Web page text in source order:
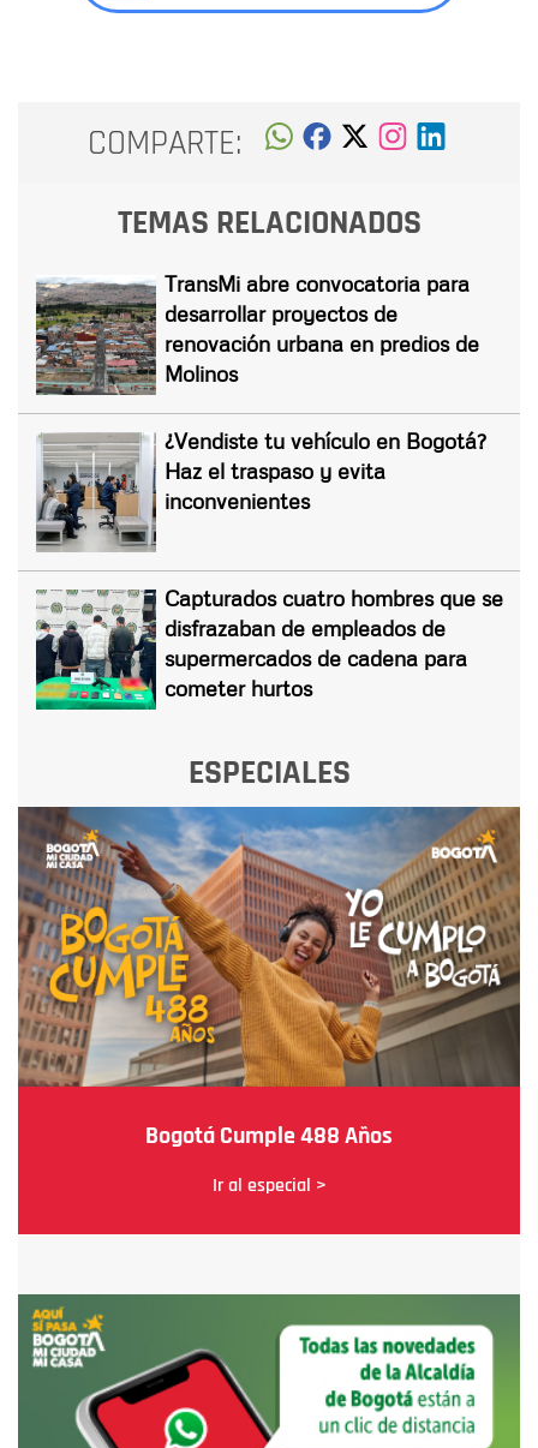
COMPARTE:
TEMAS RELACIONADOS
TransMi abre convocatoria para
desarrollar proyectos de
renovación urbana en predios de
Molinos
¿Vendiste tu vehículo en Bogotá?
Haz el traspaso y evita
inconvenientes
Capturados cuatro hombres que se
disfrazaban de empleados de
supermercados de cadena para
cometer hurtos
ESPECIALES
Bogotá Cumple 488 Años
Ir al especial >